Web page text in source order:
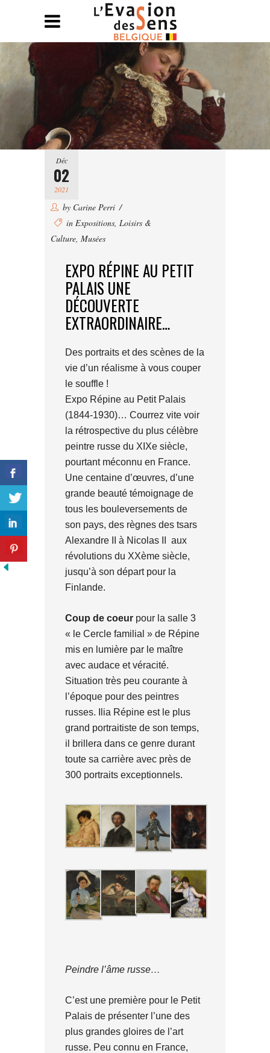
Déc
02
2021
by Carine Perri
in Expositions Loisirs &
Culture Musées
EXPO RÉPINE AU PETIT
PALAIS UNE
DÉCOUVERTE
EXTRAORDINAIRE…
Des portraits et des scènes de la
vie d’un réalisme à vous couper
le souffle !
Expo Répine au Petit Palais
(1844-1930)… Courrez vite voir
la rétrospective du plus célèbre
peintre russe du XIXe siècle,
pourtant méconnu en France.
Une centaine d’œuvres, d’une
grande beauté témoignage de
tous les bouleversements de
son pays, des règnes des tsars
Alexandre II à Nicolas II aux
révolutions du XXème siècle,
jusqu’à son départ pour la
Finlande.
Coup de coeur pour la salle 3
« le Cercle familial » de Répine
mis en lumière par le maître
avec audace et véracité.
Situation très peu courante à
l’époque pour des peintres
russes. Ilia Répine est le plus
grand portraitiste de son temps,
il brillera dans ce genre durant
toute sa carrière avec près de
300 portraits exceptionnels.
Peindre l’âme russe…
C’est une première pour le Petit
Palais de présenter l’une des
plus grandes gloires de l’art
russe. Peu connu en France,